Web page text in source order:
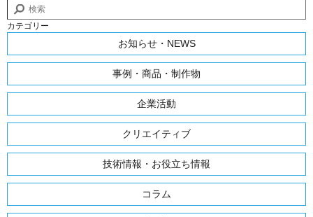
カテゴリー
お知らせ・NEWS
事例・商品・制作物
企業活動
クリエイティブ
技術情報・お役立ち情報
コラム